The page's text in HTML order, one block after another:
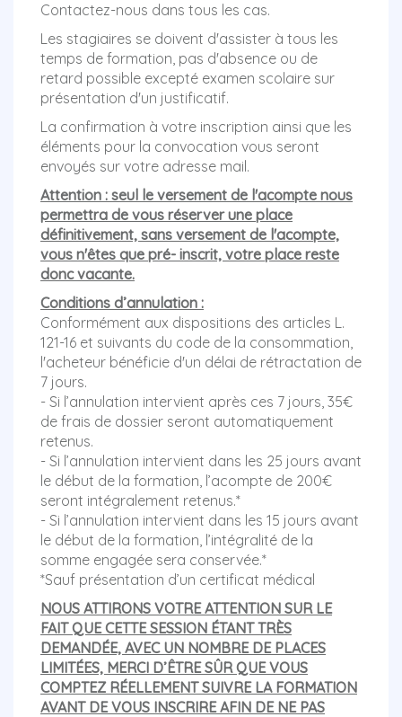
Contactez-nous dans tous les cas.
Les stagiaires se doivent d'assister à tous les
temps de formation, pas d'absence ou de
retard possible excepté examen scolaire sur
présentation d'un justificatif.
La confirmation à votre inscription ainsi que les
éléments pour la convocation vous seront
envoyés sur votre adresse mail.
Attention : seul le versement de l'acompte nous
permettra de vous réserver une place
définitivement, sans versement de l'acompte,
vous n'êtes que pré- inscrit, votre place reste
donc vacante.
Conditions d’annulation :
Conformément aux dispositions des articles L.
121-16 et suivants du code de la consommation,
l'acheteur bénéficie d'un délai de rétractation de
7 jours.
- Si l’annulation intervient après ces 7 jours, 35€
de frais de dossier seront automatiquement
retenus.
- Si l’annulation intervient dans les 25 jours avant
le début de la formation, l’acompte de 200€
seront intégralement retenus.*
- Si l’annulation intervient dans les 15 jours avant
le début de la formation, l’intégralité de la
somme engagée sera conservée.*
*Sauf présentation d’un certificat médical
NOUS ATTIRONS VOTRE ATTENTION SUR LE
FAIT QUE CETTE SESSION ÉTANT TRÈS
DEMANDÉE, AVEC UN NOMBRE DE PLACES
LIMITÉES, MERCI D’ÊTRE SÛR QUE VOUS
COMPTEZ RÉELLEMENT SUIVRE LA FORMATION
AVANT DE VOUS INSCRIRE AFIN DE NE PAS